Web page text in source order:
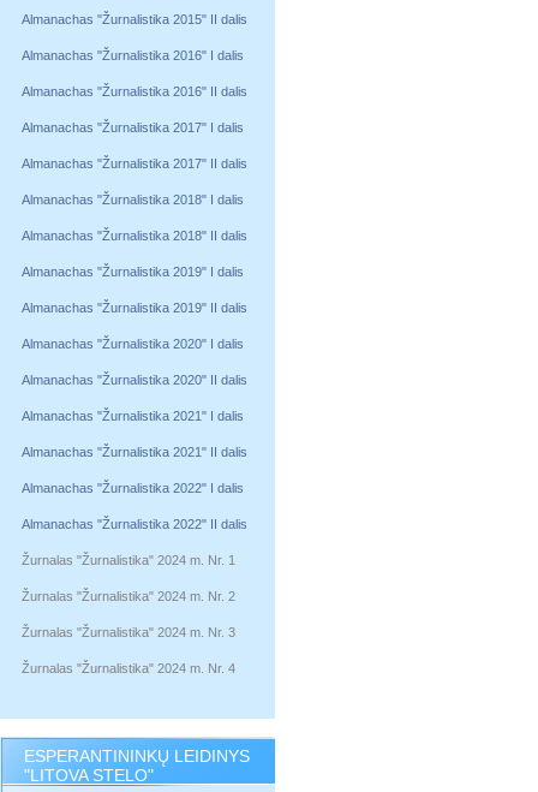
Almanachas "Žurnalistika 2015" II dalis
Almanachas "Žurnalistika 2016" I dalis
Almanachas "Žurnalistika 2016" II dalis
Almanachas "Žurnalistika 2017" I dalis
Almanachas "Žurnalistika 2017" II dalis
Almanachas "Žurnalistika 2018" I dalis
Almanachas "Žurnalistika 2018" II dalis
Almanachas "Žurnalistika 2019" I dalis
Almanachas "Žurnalistika 2019" II dalis
Almanachas "Žurnalistika 2020" I dalis
Almanachas "Žurnalistika 2020" II dalis
Almanachas "Žurnalistika 2021" I dalis
Almanachas "Žurnalistika 2021" II dalis
Almanachas "Žurnalistika 2022" I dalis
Almanachas "Žurnalistika 2022" II dalis
Žurnalas "Žurnalistika" 2024 m. Nr. 1
Žurnalas "Žurnalistika" 2024 m. Nr. 2
Žurnalas "Žurnalistika" 2024 m. Nr. 3
Žurnalas "Žurnalistika" 2024 m. Nr. 4
ESPERANTININKŲ LEIDINYS
"LITOVA STELO"